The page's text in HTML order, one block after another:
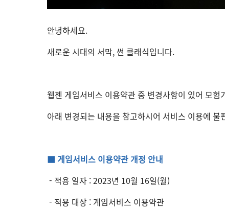
안녕하세요.
새로운 시대의 서막, 썬 클래식입니다.
웹젠 게임서비스 이용약관 중 변경사항이 있어 모험
아래 변경되는 내용을 참고하시어 서비스 이용에 불
■ 게임서비스 이용약관 개정 안내
- 적용 일자 : 2023년 10월 16일(월)
- 적용 대상 : 게임서비스 이용약관